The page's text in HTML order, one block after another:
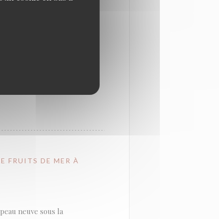
le client est
à la réputation de
FRUITS DE MER À
neuve sous la